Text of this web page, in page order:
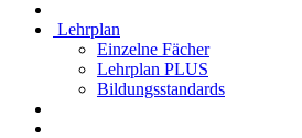
Lehrplan
Einzelne Fächer
Lehrplan PLUS
Bildungsstandards